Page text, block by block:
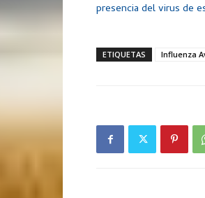
presencia del virus de
ETIQUETAS Influenza